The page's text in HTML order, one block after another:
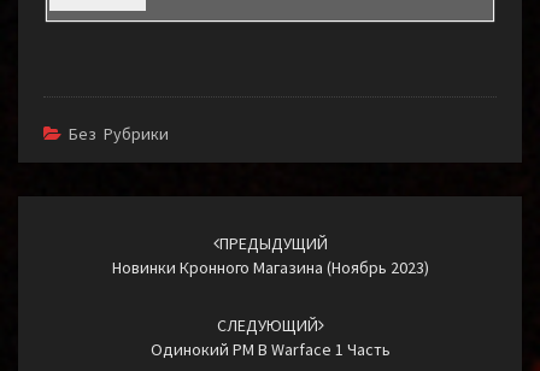
Без Рубрики
ПРЕДЫДУЩИЙ
Новинки Кронного Магазина (Ноябрь 2023)
СЛЕДУЮЩИЙ
Одинокий РМ В Warface 1 Часть